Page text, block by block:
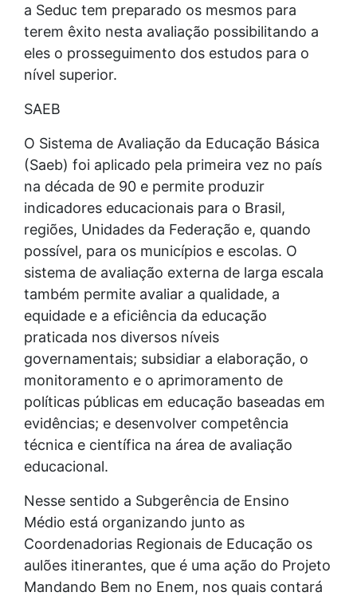
a Seduc tem preparado os mesmos para
terem êxito nesta avaliação possibilitando a
eles o prosseguimento dos estudos para o
nível superior.
SAEB
O Sistema de Avaliação da Educação Básica
(Saeb) foi aplicado pela primeira vez no país
na década de 90 e permite produzir
indicadores educacionais para o Brasil,
regiões, Unidades da Federação e, quando
possível, para os municípios e escolas. O
sistema de avaliação externa de larga escala
também permite avaliar a qualidade, a
equidade e a eficiência da educação
praticada nos diversos níveis
governamentais; subsidiar a elaboração, o
monitoramento e o aprimoramento de
políticas públicas em educação baseadas em
evidências; e desenvolver competência
técnica e científica na área de avaliação
educacional.
Nesse sentido a Subgerência de Ensino
Médio está organizando junto as
Coordenadorias Regionais de Educação os
aulões itinerantes, que é uma ação do Projeto
Mandando Bem no Enem, nos quais contará